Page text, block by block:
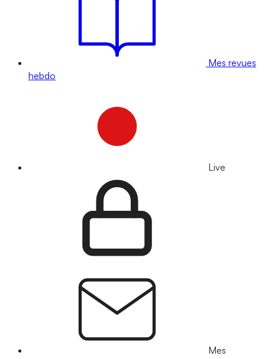
Mes revues
hebdo
Live
Mes